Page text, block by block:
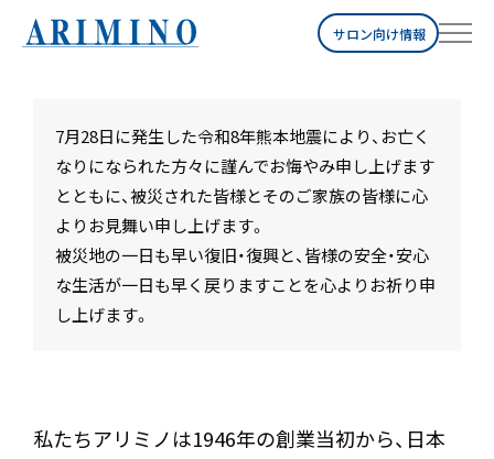
サロン向け情報
7月28日に発生した令和8年熊本地震により、お亡く
なりになられた方々に謹んでお悔やみ申し上げます
とともに、被災された皆様とそのご家族の皆様に心
よりお見舞い申し上げます。
被災地の一日も早い復旧・復興と、皆様の安全・安心
な生活が一日も早く戻りますことを心よりお祈り申
し上げます。
私たちアリミノは1946年の創業当初から、日本